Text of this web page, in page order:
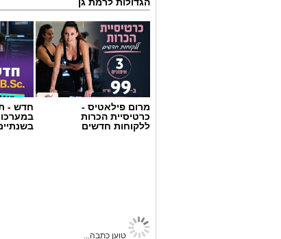
מרב סבן
בדיוק בנקודה הזו עולה שאלת
הורית.
מרום פילאטיס -
כרטיסיית הכרות
ללקוחות חדשים
חדש -
רמת גן נט